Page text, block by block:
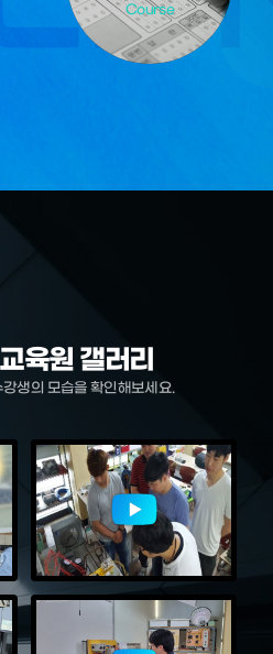
Course
육원 갤러리
생의 모습을 확인해보세요.